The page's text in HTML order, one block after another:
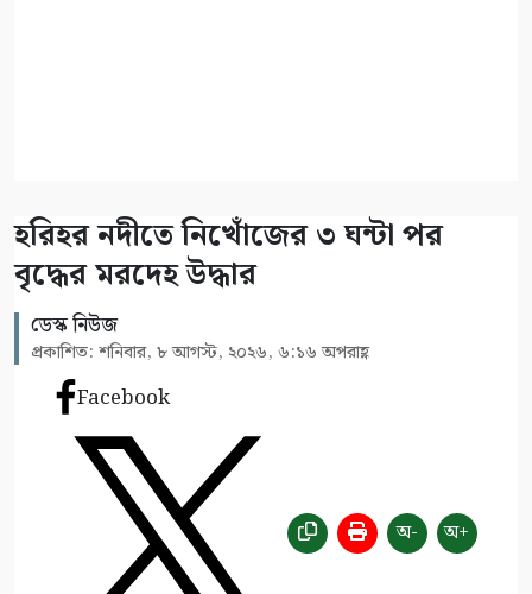
হরিহর নদীতে নিখোঁজের ৩ ঘন্টা পর
বৃদ্ধের মরদেহ উদ্ধার
ডেস্ক নিউজ
প্রকাশিত: শনিবার, ৮ আগস্ট, ২০২৬, ৬:১৬ অপরাহ্ণ
Facebook
অ- অ+